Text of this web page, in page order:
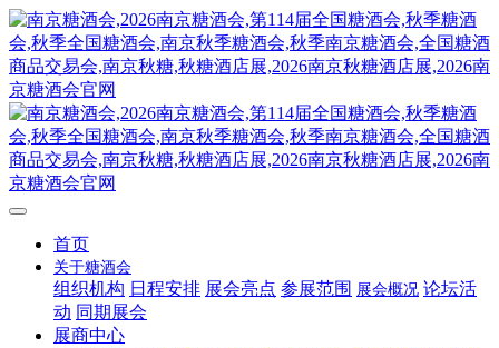
首页
关于糖酒会
组织机构 日程安排 展会亮点 参展范围 展会概况 论坛活
动 同期展会
展商中心